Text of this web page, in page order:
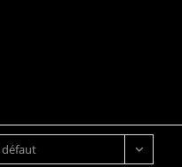
défaut